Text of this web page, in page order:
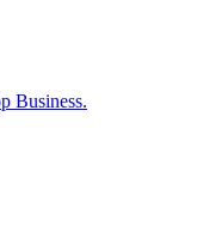
Business.